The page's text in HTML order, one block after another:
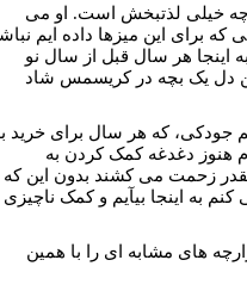
خیلی لذتبخش است. او مى
برای این میزها داده ایم
اینجا هر سال قبل از سال نو
دل یک بچه در کریسمس شاد
جودکی، که هر سال برای خرید
هنوز دغدغه کمک کردن به
زحمت می کشند بدون این که
به اینجا بیآیم و کمک ناچیزی
های مشابه ای را با همين